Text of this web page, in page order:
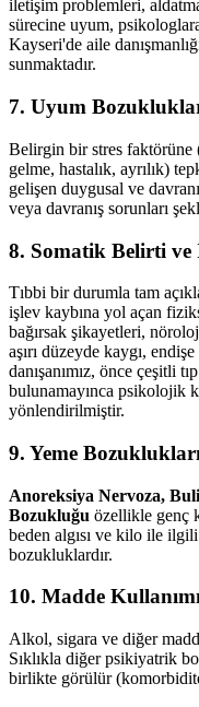
iletişim problemleri,
sürecine uyum,
Kayseri'de aile
sunmaktadır.
7. Uyum
Belirgin bir stres faktörüne
gelme, hastalık, ayrılık)
gelişen duygusal ve
veya davranış sorunları
8. Somatik Belirti
Tıbbi bir durumla tam
işlev kaybına yol açan
bağırsak şikayetleri,
aşırı düzeyde kaygı,
danışanımız, önce çeşitli
bulunamayınca psikolojik
yönlendirilmiştir.
9. Yeme Bozuklukları
Anoreksiya Nervoza,
Bozukluğu özellikle genç
beden algısı ve kilo ile ilgili
bozukluklardır.
10. Madde
Alkol, sigara ve diğer
Sıklıkla diğer psikiyatrik
birlikte görülür